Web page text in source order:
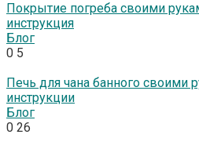
Покрытие погреба своими
инструкция
Блог
0 5
Печь для чана банного своими
инструкции
Блог
0 26